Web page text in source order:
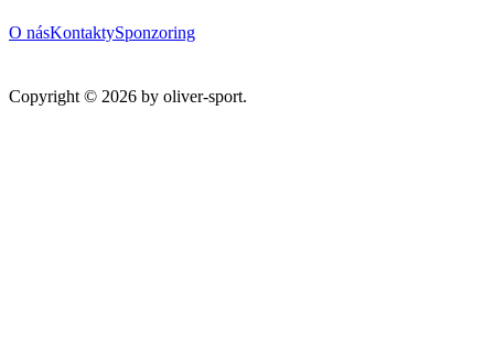
O násKontaktySponzoring
Copyright © 2026 by oliver-sport.